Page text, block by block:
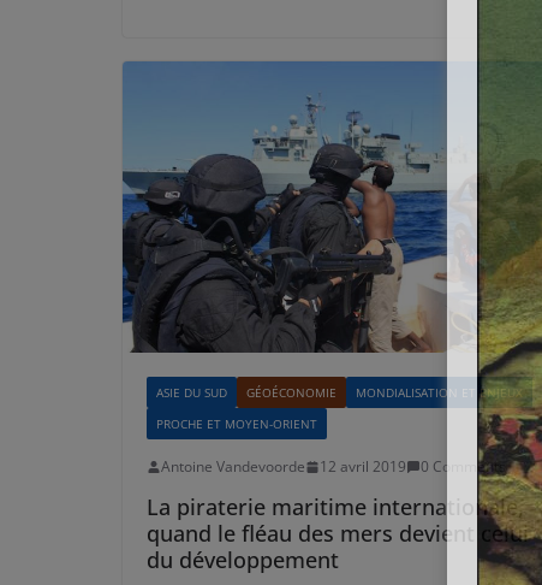
ASIE DU SUD GÉOÉCONOMIE
MONDIALISATION ET ENJEUX
PROCHE ET MOYEN-ORIENT
Antoine Vandevoorde 12 avril 2019 0 Comments
La piraterie maritime internationale,
quand le fléau des mers devient celui
du développement